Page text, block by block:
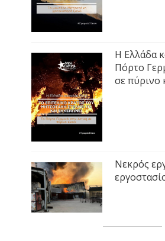
Η Ελλάδα
Πόρτο
σε πύρινο
Νεκρός